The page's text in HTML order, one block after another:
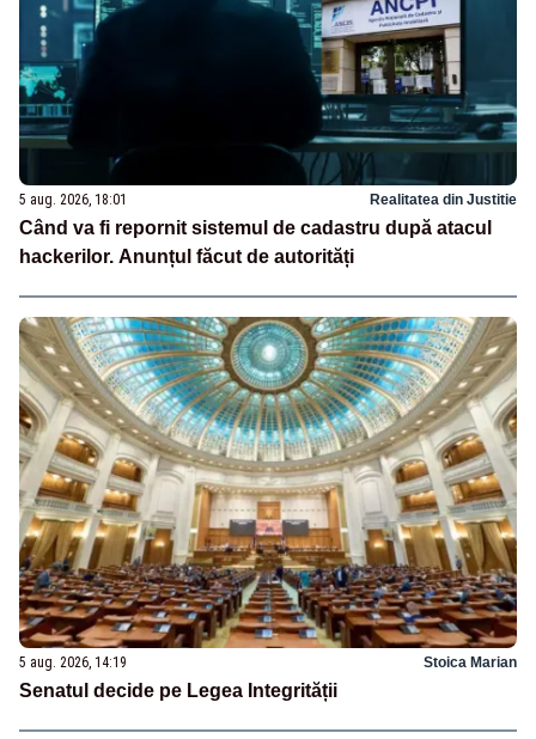
5 aug. 2026, 18:01 Realitatea din Justitie
Când va fi repornit sistemul de cadastru după atacul
hackerilor. Anunțul făcut de autorități
5 aug. 2026, 14:19 Stoica Marian
Senatul decide pe Legea Integrității